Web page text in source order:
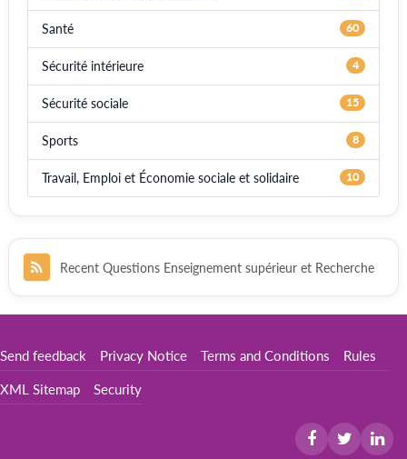
Santé 60
Sécurité intérieure 4
Sécurité sociale 15
Sports 8
Travail, Emploi et Économie sociale et solidaire 10
Recent Questions Enseignement supérieur et Recherche
Send feedback Privacy Notice Terms and Conditions Rules
XML Sitemap Security